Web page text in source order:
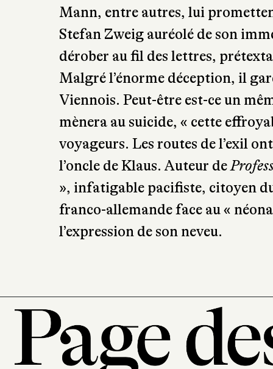
Mann, entre autres, lui
Stefan Zweig auréolé de son
dérober au fil des lettres,
Malgré l’énorme déception, il
Viennois. Peut-être est-ce un
mènera au suicide, « cette
voyageurs. Les routes de l’exil
l’oncle de Klaus. Auteur de
», infatigable pacifiste, citoyen
franco-allemande face au «
l’expression de son neveu.